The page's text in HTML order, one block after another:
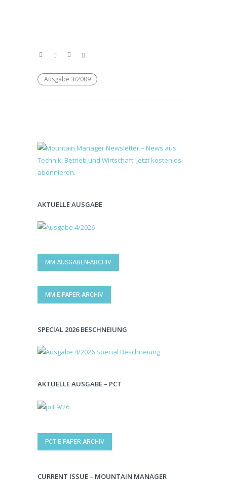
Ausgabe 3/2009
AKTUELLE AUSGABE
MM AUSGABEN-ARCHIV
MM E-PAPER-ARCHIV
SPECIAL 2026 BESCHNEIUNG
AKTUELLE AUSGABE – PCT
PCT E-PAPER-ARCHIV
CURRENT ISSUE – MOUNTAIN MANAGER